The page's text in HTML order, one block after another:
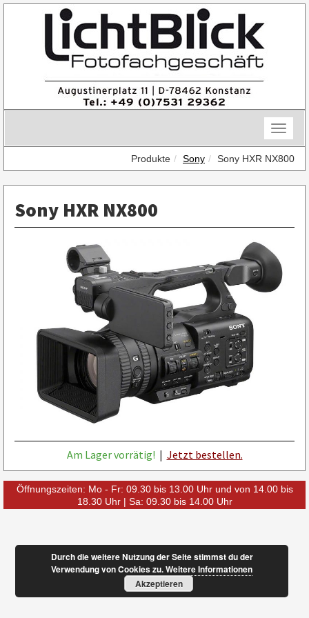
Toggle
Produkte
Sony Sony HXR NX800
Sony HXR NX800
Am Lager vorrätig! | Jetzt bestellen.
Öffnungszeiten: Mo - Fr: 09.30 bis 13.00 Uhr und von 14.00 bis
18.30 Uhr | Sa: 09.30 bis 14.00 Uhr
Durch die weitere Nutzung der Seite stimmst du der
Verwendung von Cookies zu.Weitere Informationen
Akzeptieren